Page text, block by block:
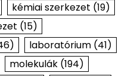
kémiai szerkezet (19)
(15)
laboratórium(41)
molekulák(194)